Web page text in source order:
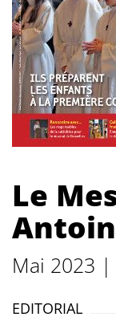
Le
Mai 2023 |
EDITORIAL